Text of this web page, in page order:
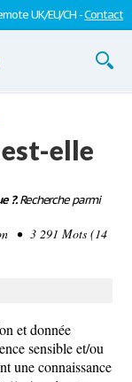
UK/EU/CH -Contact
elle
?.Recherche parmi
• 3 291 Mots (14
et donnée
sensible et/ou
une connaissance